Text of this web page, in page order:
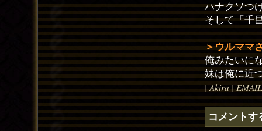
ハナクソつ
そして「千
＞ウルママ
俺みたいに
妹は俺に近
| Akira |
コメントす